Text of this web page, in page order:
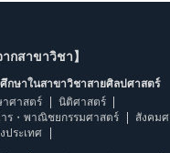
กสาขาวิชา】
กษาในสาขาวิชาสายศิลปศาสตร์
ศาสตร์
นิติศาสตร์
ร・พาณิชยกรรมศาสตร์
สังคม
ประเทศ